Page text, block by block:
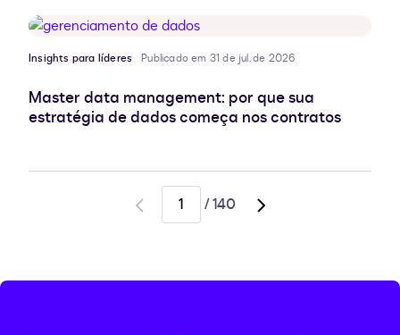
Insights para líderes Publicado em 31 de jul. de 2026
Master data management: por que sua
estratégia de dados começa nos contratos
Go
/140
Go